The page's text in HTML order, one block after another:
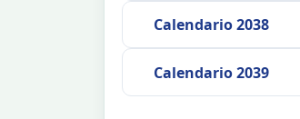
Calendario 2038
Calendario 2039